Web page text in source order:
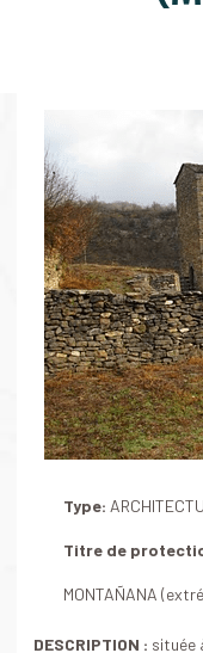
Type:
Titre de
MONTAÑANA
DESCRIPTION : située